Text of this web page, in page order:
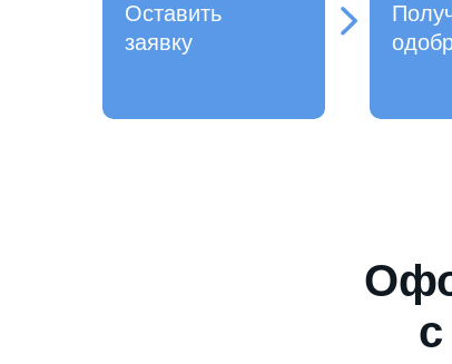
Оставить
заявку